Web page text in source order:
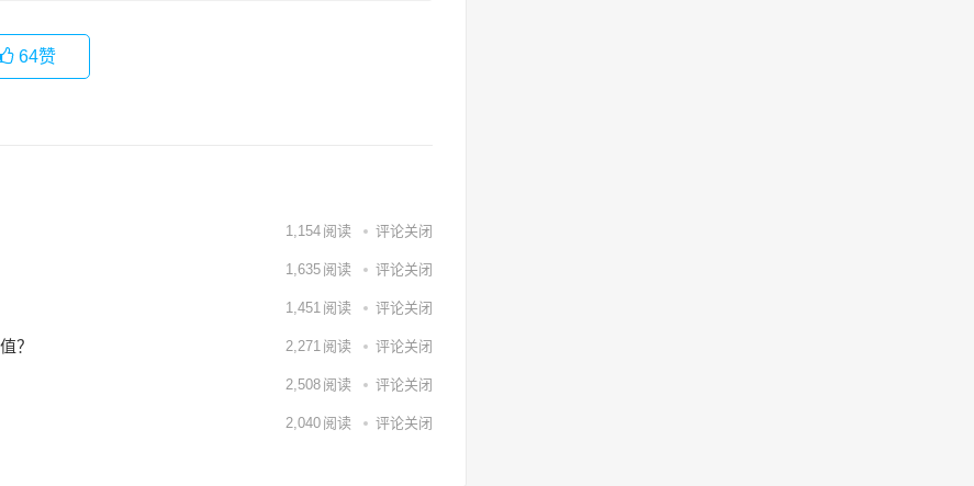
64赞
1,154 阅读 评论关闭
1,635 阅读 评论关闭
1,451 阅读 评论关闭
？ 2,271 阅读 评论关闭
2,508 阅读 评论关闭
2,040 阅读 评论关闭